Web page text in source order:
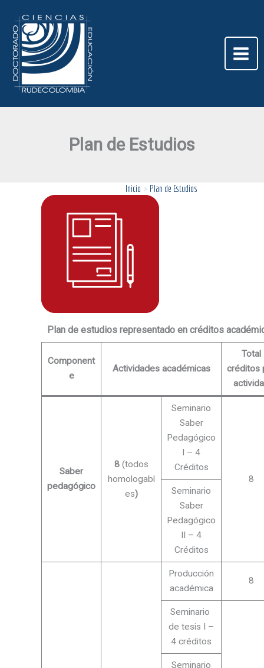
contenido
Plan de Estudios
Inicio Plan de Estudios
Plan de estudios representado en créditos
Component
e
Actividades académicas
Total
créditos
Saber
pedagógico
8(todos
homologabl
es)
Seminario
Saber
Pedagógico
I – 4
Créditos
8
Seminario
Saber
Pedagógico
II – 4
Créditos
Producción
académica
8
Seminario
de tesis I –
4 créditos
Seminario